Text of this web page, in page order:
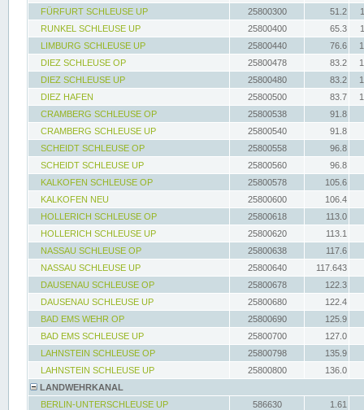
FÜRFURT SCHLEUSE UP
25800300 51.2
RUNKEL SCHLEUSE UP
25800400 65.3
LIMBURG SCHLEUSE UP
25800440 76.6
DIEZ SCHLEUSE OP
25800478 83.2
DIEZ SCHLEUSE UP
25800480 83.2
DIEZ HAFEN
25800500 83.7
CRAMBERG SCHLEUSE OP
25800538
91.8
CRAMBERG SCHLEUSE UP
25800540
91.8
SCHEIDT SCHLEUSE OP
25800558
96.8
SCHEIDT SCHLEUSE UP
25800560
96.8
KALKOFEN SCHLEUSE OP
25800578
105.6
KALKOFEN NEU
25800600
106.4
HOLLERICH SCHLEUSE OP
25800618
113.0
HOLLERICH SCHLEUSE UP
25800620
113.1
NASSAU SCHLEUSE OP
25800638
117.6
NASSAU SCHLEUSE UP
25800640
117.643
DAUSENAU SCHLEUSE OP
25800678
122.3
DAUSENAU SCHLEUSE UP
25800680
122.4
BAD EMS WEHR OP
25800690
125.9
BAD EMS SCHLEUSE UP
25800700
127.0
LAHNSTEIN SCHLEUSE OP
25800798
135.9
LAHNSTEIN SCHLEUSE UP
25800800
136.0
LANDWEHRKANAL
BERLIN-UNTERSCHLEUSE UP
586630
1.61